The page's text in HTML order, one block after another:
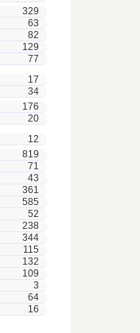
329
63
82
129
77
17
34
176
20
12
819
71
43
361
585
52
238
344
115
132
109
3
64
16